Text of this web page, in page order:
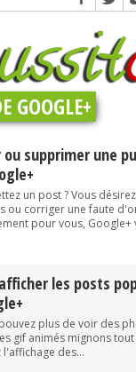
GOOGLE+
supprimer une
un post ? Vous
ou corriger une faute
pour vous, Google+
les posts
plus de voir des
gif animés mignons tout
l'affichage des...